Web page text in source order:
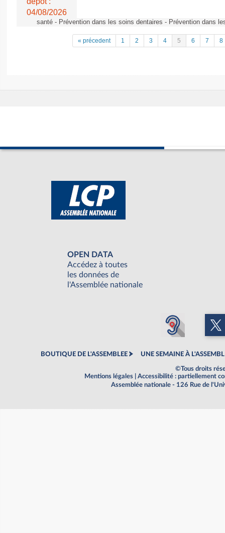
04/08/2026
santé - Prévention dans les soins dentaires - Prévention dans
« précedent 1 2 3 4 5 6 7 8
OPEN DATA
Accédez à toutes
les données de
l'Assemblée nationale
BOUTIQUE DE L'ASSEMBLEE UNE SEMAINE À
©Tous droits
Mentions légales
Accessibilité : partiellement
Assemblée nationale - 126 Rue de